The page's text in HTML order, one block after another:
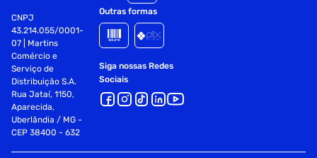
CNPJ
43.214.055/0001-
07 | Martins
Comércio e
Serviço de
Distribuição S.A.
Rua Jataí, 1150,
Aparecida,
Uberlândia / MG -
CEP 38400 - 632
Outras formas
Siga nossas Redes
Sociais